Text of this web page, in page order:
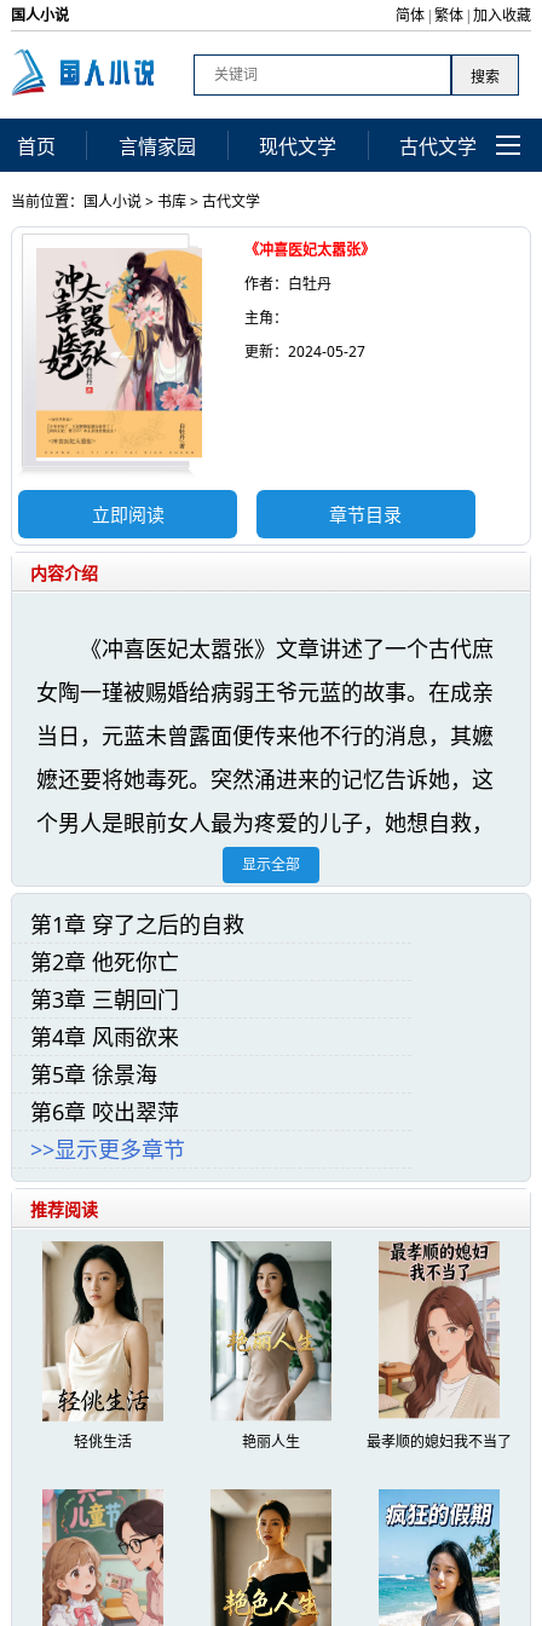
国人小说 简体 |繁体 |加入收藏
首页 言情家园 现代文学 古代文学
当前位置： 国人小说>书库>古代文学
《冲喜医妃太嚣张》
作者：白牡丹
主角：
更新：2024-05-27
立即阅读 章节目录
内容介绍
《冲喜医妃太嚣张》文章讲述了一个古代庶
女陶一瑾被赐婚给病弱王爷元蓝的故事。在成亲
当日，元蓝未曾露面便传来他不行的消息，其嬷
嬷还要将她毒死。突然涌进来的记忆告诉她，这
个男人是眼前女人最为疼爱的儿子，她想自救，
便必须得靠他。于是，她伸手将身边躺着的男人
给拽了起来，挡在自己的面前。接着，她用头上
的银簪子威胁蓝如雪，为了自保，什么都能做得
出来。蓝如雪气急败坏，手中的素银簪子就要朝
着陶一瑾抓着元蓝的手刺过去。整个故事通过陶
一瑾的视角展开，表现了她聪明智慧、勇敢无畏
的一面。同时，也反映了古代社会庶女的悲惨遭
冲喜医妃太嚣张小说精彩阅读:
“诈尸啦！”
谁？
是谁在说话？
识地坐了起来，迷茫地看着四周，入目之处皆是
挂着白素，但又处处透着古韵，中医交流大会的
会场不是这个样子，她这是在哪？
显示全部
第1章 穿了之后的自救
第2章 他死你亡
第3章 三朝回门
第4章 风雨欲来
第5章 徐景海
第6章 咬出翠萍
>>显示更多章节
推荐阅读
轻佻生活 艳丽人生 最孝顺的媳妇我不当了